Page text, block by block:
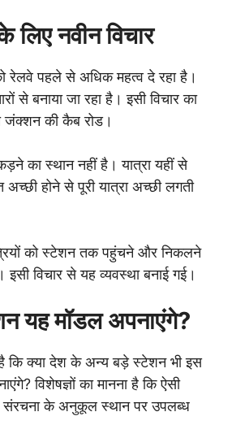
नवीन विचार
रेलवे पहले से अधिक महत्व दे रहा है।
से बनाया जा रहा है। इसी विचार का
जंक्शन की कैब रोड।
का स्थान नहीं है। यात्रा यहीं से
होने से पूरी यात्रा अच्छी लगती
को स्टेशन तक पहुंचने और निकलने
इसी विचार से यह व्यवस्था बनाई गई।
यह मॉडल अपनाएंगे?
कि क्या देश के अन्य बड़े स्टेशन भी इस
विशेषज्ञों का मानना है कि ऐसी
संरचना के अनुकूल स्थान पर उपलब्ध